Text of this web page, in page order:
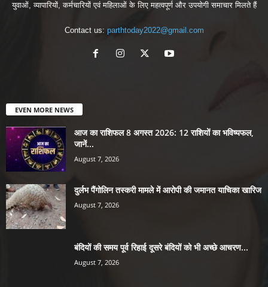
युवाओं, व्यापारियों, कर्मचारियों एवं महिलाओं के लिए महत्वपूर्ण और उपयोगी समाचार मिलते हैं
Contact us: parthtoday2022@gmail.com
EVEN MORE NEWS
आज का राशिफल 8 अगस्त 2026: 12 राशियों का भविष्यफल,
जानें...
August 7, 2026
दुर्लभ पैंगोलिन तस्करी मामले में आरोपी की जमानत याचिका खारिज
August 7, 2026
बंदियों की समय पूर्व रिहाई दूसरे बंदियों को भी अच्छे आचरण...
August 7, 2026